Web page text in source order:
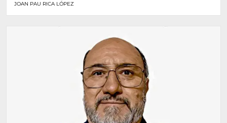
JOAN PAU RICA LÓPEZ